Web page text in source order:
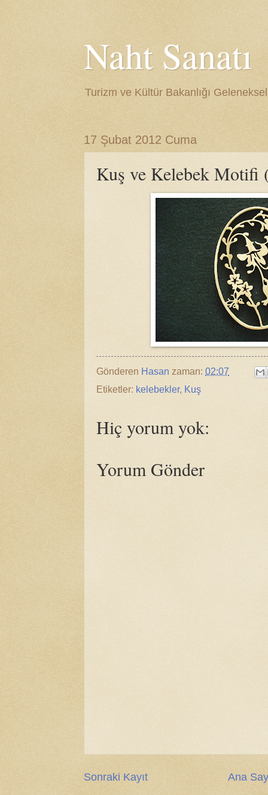
Naht Sanatı
Turizm ve Kültür Bakanlığı
17 Şubat 2012 Cuma
Kuş ve Kelebek Motifi
Gönderen Hasan zaman: 02:07
Etiketler: kelebekler, Kuş
Hiç yorum yok:
Yorum Gönder
Sonraki Kayıt Ana